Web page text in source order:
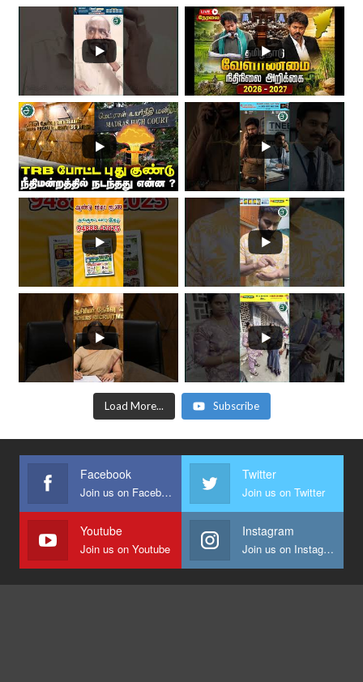
Load More... Subscribe
Facebook
Join us on Facebook
Twitter
Join us on Twitter
Youtube
Join us on Youtube
Instagram
Join us on Instagram